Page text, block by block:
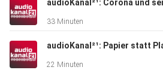
33 Minuten
audioKanal²¹: Papier statt
22 Minuten